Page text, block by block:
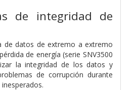
de integridad de
de datos de extremo a extremo
de energía (serie SNV3500
la integridad de los datos y
de corrupción durante